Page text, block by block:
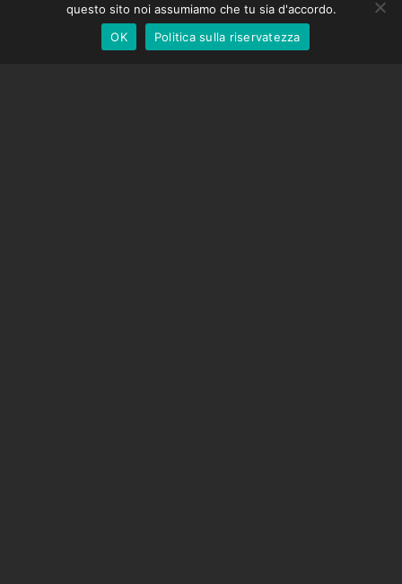
Cappuccio di correzione EOS LV
questo sito noi assumiamo che tu sia d'accordo.
OK
Politica sulla riservatezza
Italian
English